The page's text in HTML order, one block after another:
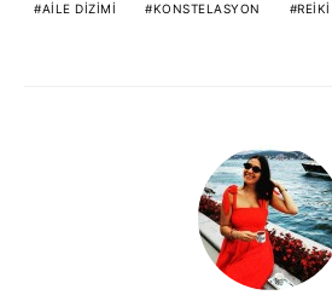
AILE DIZIMI KONSTELASYON REIKI